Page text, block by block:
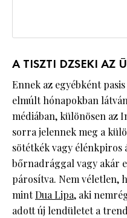
A TISZTI DZSEKI AZ
Ennek az egyébként
elmúlt hónapokban
médiában, különösen az
sorra jelennek meg a
sötétkék vagy
bőrnadrággal vagy akár
párosítva. Nem véletlen,
mintDua Lipa, aki
adott új lendületet a